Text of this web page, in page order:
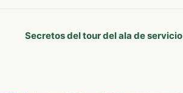
Secretos del tour del ala de servicio